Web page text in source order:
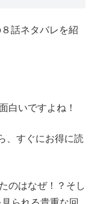
話ネタバレを紹
白いですよね！
、すぐにお得に読
のはなぜ！？そし